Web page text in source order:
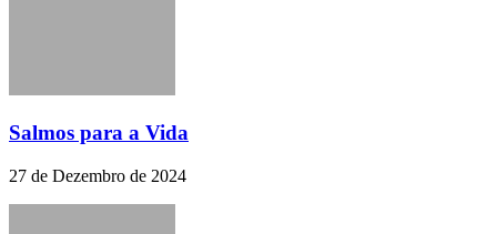
Salmos para a Vida
27 de Dezembro de 2024